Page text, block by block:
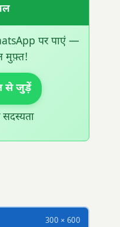
पर पाएं —
मुफ़्त!
से जुड़ें
300 × 600